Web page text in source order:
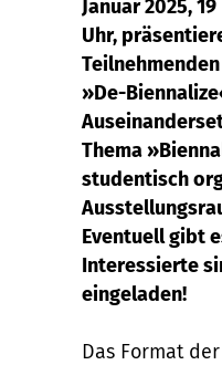
Januar 2025, 19
Uhr,
»De-
Thema
studentisch
Eventuell gibt
Interessierte
eingeladen!
Das Format